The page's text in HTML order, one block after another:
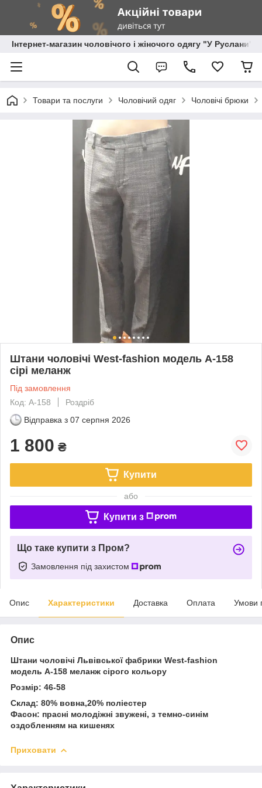
Інтернет-магазин чоловічого і жіночого одягу "У Руслани"
Товари та послуги Чоловічий одяг Чоловічі брюки
Штани чоловічі West-fashion модель А-158
сірі меланж
Під замовлення
Код: А-158
Роздріб
Відправка з 07 серпня 2026
1 800 ₴
Купити
або
Купити з
Що таке купити з Пром?
Замовлення під захистом
Опис Характеристики Доставка Оплата Умови
Опис
Штани чоловічі Львівської фабрики West-fashion
модель А-158 меланж сірого кольору
Розмір: 46-58
Склад: 80% вовна,20% поліестер
Фасон: прасні молодіжні звужені, з темно-синім
оздобленням на кишенях
Приховати